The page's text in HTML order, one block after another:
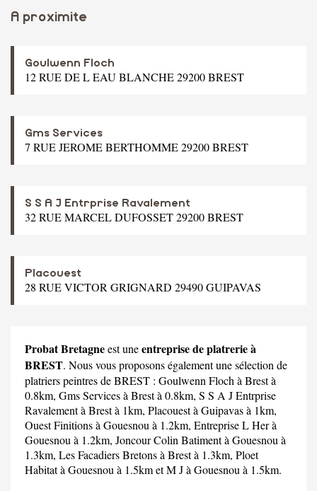
A proximite
Goulwenn Floch
12 RUE DE L EAU BLANCHE 29200 BREST
Gms Services
7 RUE JEROME BERTHOMME 29200 BREST
S S A J Entrprise Ravalement
32 RUE MARCEL DUFOSSET 29200 BREST
Placouest
28 RUE VICTOR GRIGNARD 29490 GUIPAVAS
Probat Bretagneest uneentreprise de platrerie à
BREST. Nous vous proposons également une sélection de
platriers peintres de BREST : Goulwenn Floch à Brest à
0.8km, Gms Servicesà Brest à 0.8km, S S A J Entrprise
Ravalementà Brest à 1km, Placouestà Guipavas à 1km,
Ouest Finitionsà Gouesnou à 1.2km, Entreprise L Herà
Gouesnou à 1.2km, Joncour Colin Batimentà Gouesnou à
1.3km, Les Facadiers Bretonsà Brest à 1.3km, Ploet
Habitatà Gouesnou à 1.5km etM Jà Gouesnou à 1.5km.